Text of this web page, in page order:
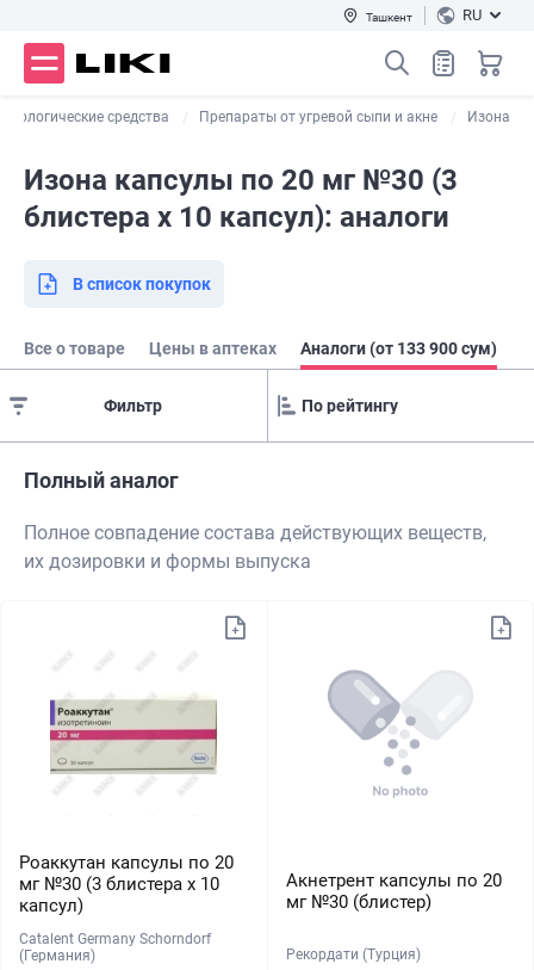
Ташкент RU
средства Препараты от угревой сыпи и акне Изона
Изона капсулы по 20 мг №30 (3
блистера х 10 капсул): аналоги
В список покупок
Все о товаре Цены в аптеках Аналоги (от 133 900 сум)
Фильтр
Полный аналог
Полное совпадение состава действующих веществ,
их дозировки и формы выпуска
Роаккутан капсулы по 20
мг №30 (3 блистера х 10
капсул)
Catalent Germany Schorndorf
(Германия)
Акнетрент капсулы по 20
мг №30 (блистер)
Рекордати (Турция)